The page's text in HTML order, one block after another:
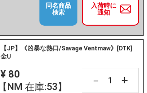
入荷時に
通知
同名商品
検索
【JP】《凶暴な熱口/Savage Ventmaw》[DTK]
金U
¥ 80
【NM 在庫:53】
－ +